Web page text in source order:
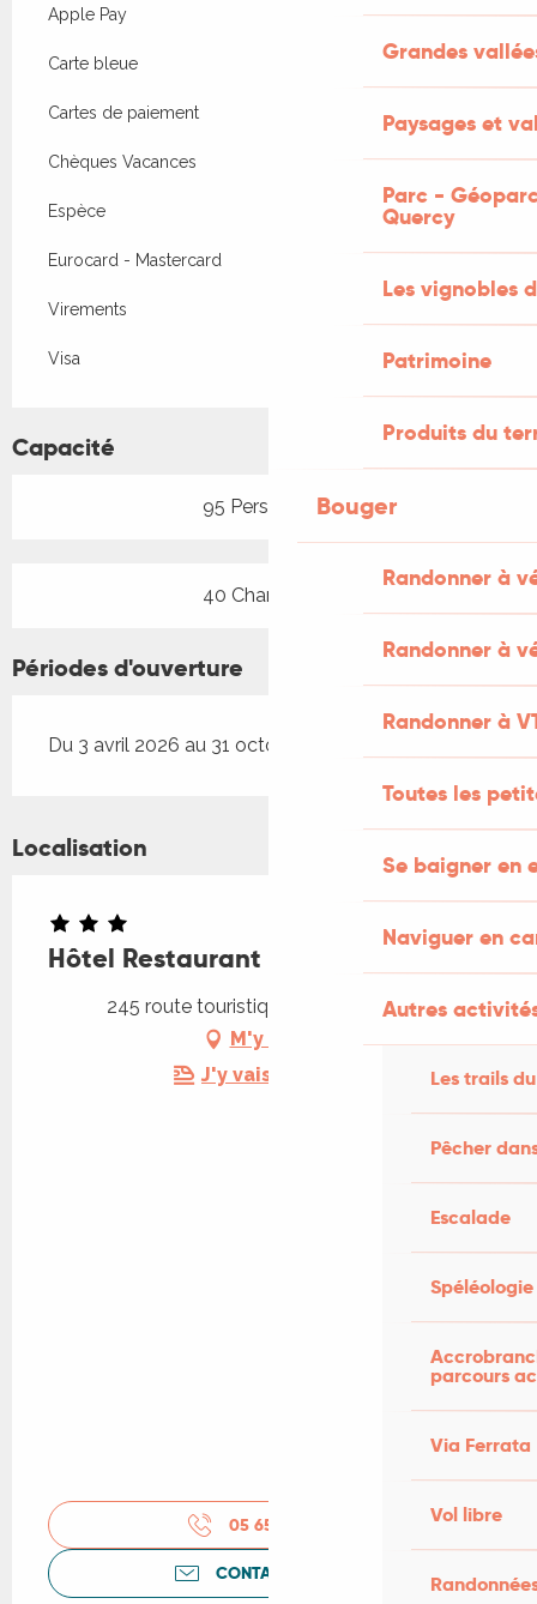
Grandes
Paysages et
Parc -
Quercy
Les vignobles
Patrimoine
Produits du
Bouger
Randonner à
Randonner à
Randonner à
Toutes les
Se baigner en
Naviguer en
Autres
Les trails
Pêcher
Escalade
Spéléologie
parcours
Via Ferrata
Vol libre
Apple Pay
Carte bleue
Cartes de paiement
Chèques Vacances
Espèce
Eurocard - Mastercard
Virements
Visa
Capacité
95 Personne(s)
40 Chambre(s)
Périodes d'ouverture
Du 3 avril 2026 au 31 octobre 2026
Localisation
Hôtel Restaurant Les Falaises
245 route touristique, 46330 Bouziès
M'y rendre
J'y vais en train !
05 65 31 26
CONTACTEZ-NOUS